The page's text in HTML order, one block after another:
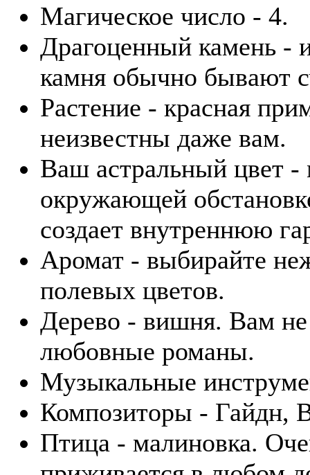
Магическое число - 4.
Драгоценный камень -
камня обычно бывают
Растение - красная
неизвестны даже вам.
Ваш астральный цвет
окружающей
создает внутреннюю
Аромат - выбирайте
полевых цветов.
Дерево - вишня. Вам не
любовные романы.
Музыкальные
Композиторы - Гайдн,
Птица - малиновка.